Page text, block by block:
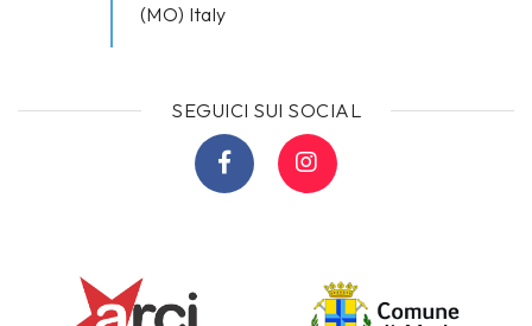
(MO) Italy
SEGUICI SUI SOCIAL